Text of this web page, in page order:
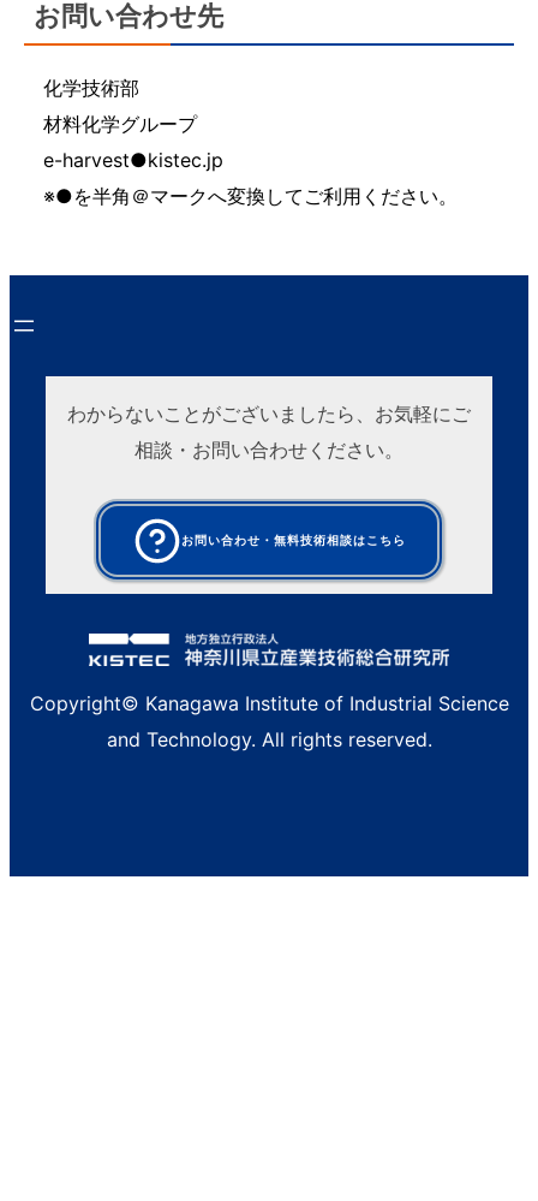
お問い合わせ先
化学技術部
材料化学グループ
e-harvest●kistec.jp
※●を半角＠マークへ変換してご利用ください。
わからないことがございましたら、お気軽にご
相談・お問い合わせください。
お問い合わせ・無料技術相談はこちら
Copyright© Kanagawa Institute of Industrial Science
and Technology. All rights reserved.